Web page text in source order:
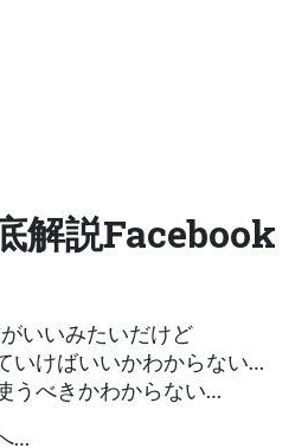
解説Facebook
いいみたいだけど
いけばいいかわからない…
うべきかわからない…
…